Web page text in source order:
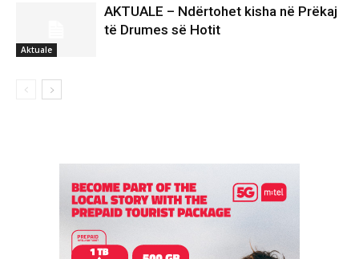
Aktuale
AKTUALE – Ndërtohet kisha në Prëkaj
të Drumes së Hotit